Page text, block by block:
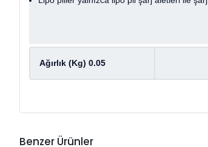
Ağırlık (Kg) 0.05
Benzer Ürünler